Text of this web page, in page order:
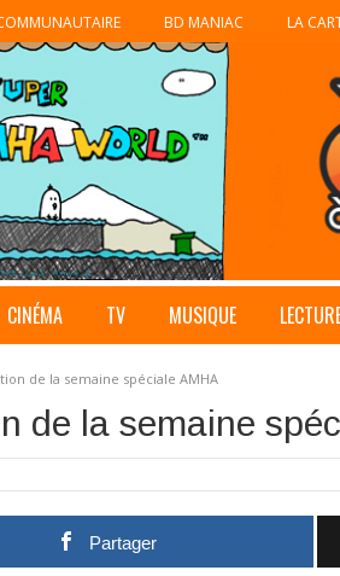
BD MANIAC LA
CINÉMA TV MUSIQUE
de la semaine spéciale AMHA
de la semaine
Partager